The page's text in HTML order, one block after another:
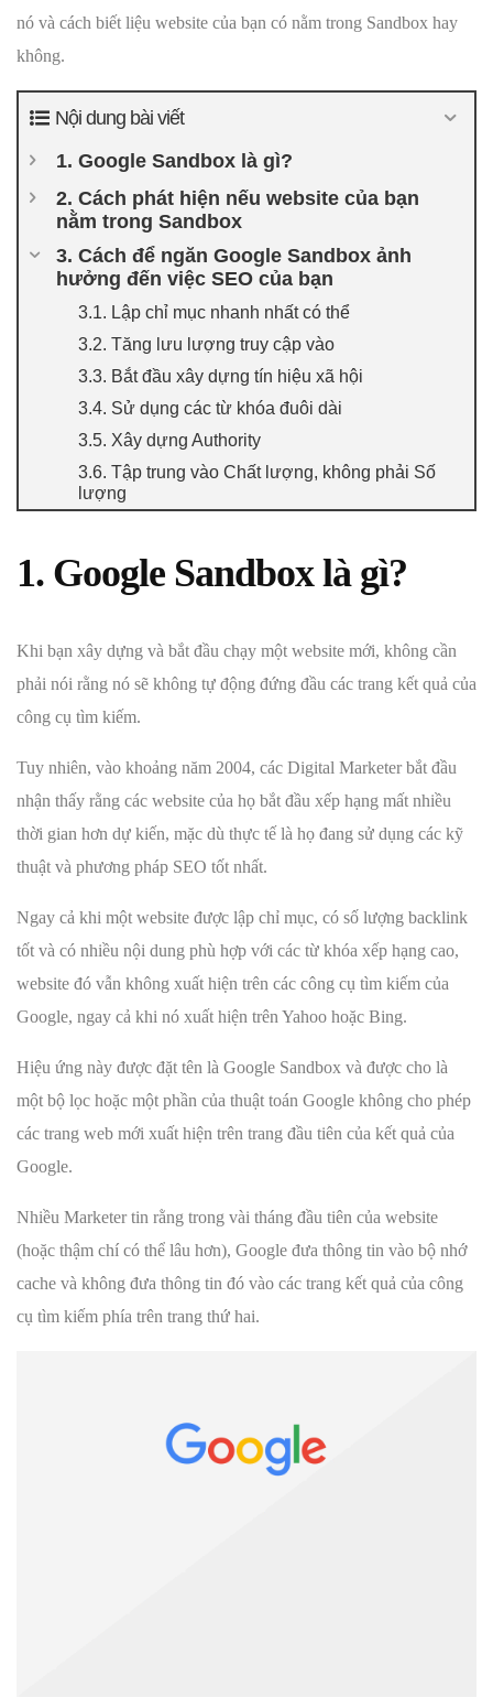
nó và cách biết liệu website của bạn có nằm trong Sandbox hay
không.
Nội dung bài viết
1. Google Sandbox là gì?
2. Cách phát hiện nếu website của bạn
nằm trong Sandbox
3. Cách để ngăn Google Sandbox ảnh
hưởng đến việc SEO của bạn
3.1. Lập chỉ mục nhanh nhất có thể
3.2. Tăng lưu lượng truy cập vào
3.3. Bắt đầu xây dựng tín hiệu xã hội
3.4. Sử dụng các từ khóa đuôi dài
3.5. Xây dựng Authority
3.6. Tập trung vào Chất lượng, không phải Số
lượng
1. Google Sandbox là gì?
Khi bạn xây dựng và bắt đầu chạy một website mới, không cần
phải nói rằng nó sẽ không tự động đứng đầu các trang kết quả của
công cụ tìm kiếm.
Tuy nhiên, vào khoảng năm 2004, các Digital Marketer bắt đầu
nhận thấy rằng các website của họ bắt đầu xếp hạng mất nhiều
thời gian hơn dự kiến, mặc dù thực tế là họ đang sử dụng các kỹ
thuật và phương pháp SEO tốt nhất.
Ngay cả khi một website được lập chỉ mục, có số lượng backlink
tốt và có nhiều nội dung phù hợp với các từ khóa xếp hạng cao,
website đó vẫn không xuất hiện trên các công cụ tìm kiếm của
Google, ngay cả khi nó xuất hiện trên Yahoo hoặc Bing.
Hiệu ứng này được đặt tên là Google Sandbox và được cho là
một bộ lọc hoặc một phần của thuật toán Google không cho phép
các trang web mới xuất hiện trên trang đầu tiên của kết quả của
Google.
Nhiều Marketer tin rằng trong vài tháng đầu tiên của website
(hoặc thậm chí có thể lâu hơn), Google đưa thông tin vào bộ nhớ
cache và không đưa thông tin đó vào các trang kết quả của công
cụ tìm kiếm phía trên trang thứ hai.